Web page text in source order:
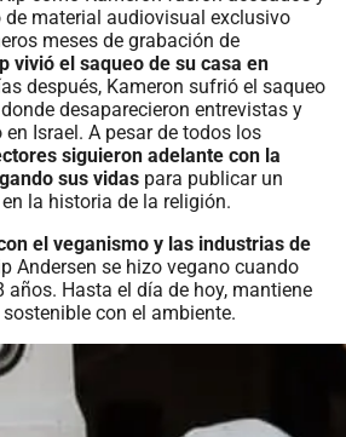
de material audiovisual exclusivo
meses de grabación de
vivió el saqueo de su casa en
después, Kameron sufrió el saqueo
desaparecieron entrevistas y
Israel. A pesar de todos los
siguieron adelante con la
sus vidas para publicar un
la historia de la religión.
el veganismo y las industrias de
Andersen se hizo vegano cuando
años. Hasta el día de hoy, mantiene
con el ambiente.